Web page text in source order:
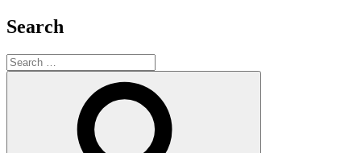
Search
Search
for: